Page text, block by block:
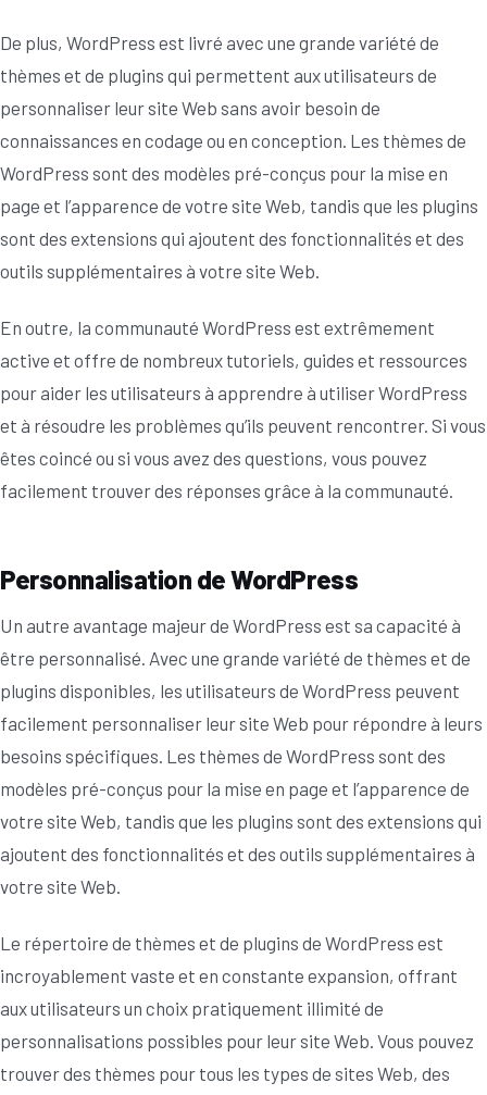
De plus, WordPress est livré avec une grande variété de
thèmes et de plugins qui permettent aux utilisateurs de
personnaliser leur site Web sans avoir besoin de
connaissances en codage ou en conception. Les thèmes de
WordPress sont des modèles pré-conçus pour la mise en
page et l’apparence de votre site Web, tandis que les plugins
sont des extensions qui ajoutent des fonctionnalités et des
outils supplémentaires à votre site Web.
En outre, la communauté WordPress est extrêmement
active et offre de nombreux tutoriels, guides et ressources
pour aider les utilisateurs à apprendre à utiliser WordPress
et à résoudre les problèmes qu’ils peuvent rencontrer. Si vous
êtes coincé ou si vous avez des questions, vous pouvez
facilement trouver des réponses grâce à la communauté.
Personnalisation de WordPress
Un autre avantage majeur de WordPress est sa capacité à
être personnalisé. Avec une grande variété de thèmes et de
plugins disponibles, les utilisateurs de WordPress peuvent
facilement personnaliser leur site Web pour répondre à leurs
besoins spécifiques. Les thèmes de WordPress sont des
modèles pré-conçus pour la mise en page et l’apparence de
votre site Web, tandis que les plugins sont des extensions qui
ajoutent des fonctionnalités et des outils supplémentaires à
votre site Web.
Le répertoire de thèmes et de plugins de WordPress est
incroyablement vaste et en constante expansion, offrant
aux utilisateurs un choix pratiquement illimité de
personnalisations possibles pour leur site Web. Vous pouvez
trouver des thèmes pour tous les types de sites Web, des